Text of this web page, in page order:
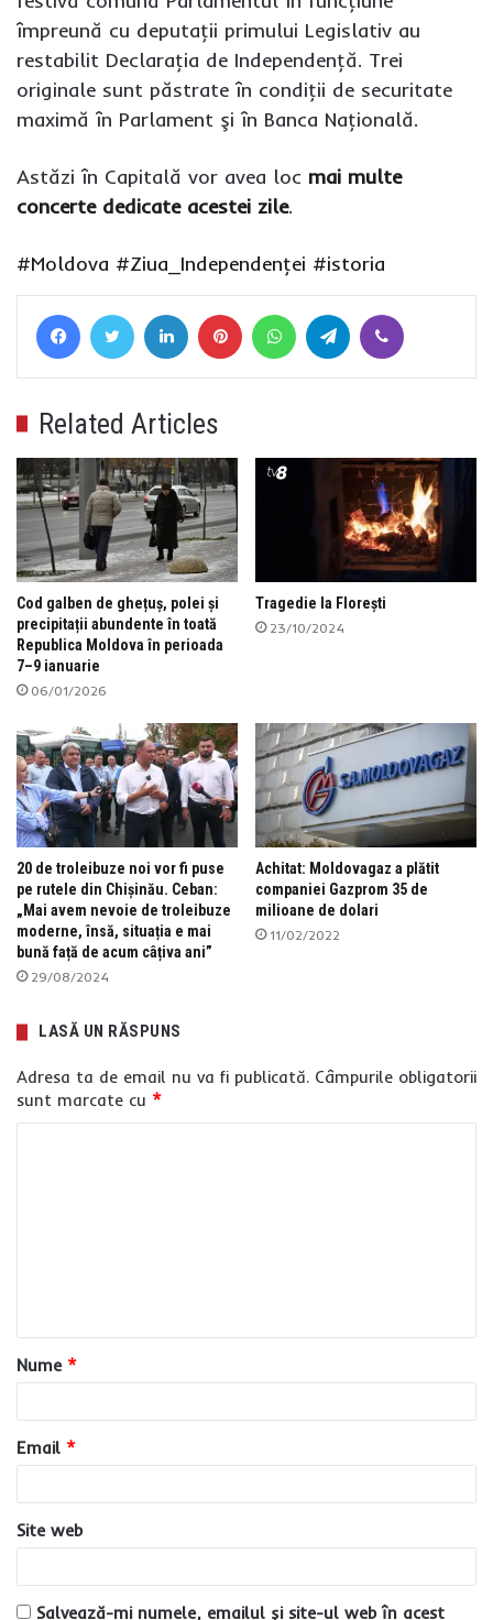
împreună cu deputaţii primului Legislativ au
restabilit Declaraţia de Independenţă. Trei
originale sunt păstrate în condiţii de securitate
maximă în Parlament şi în Banca Naţională.
Astăzi în Capitală vor avea loc mai multe
concerte dedicate acestei zile.
#Moldova #Ziua_Independenţei #istoria
FacebookTwitter LinkedIn Pinterest WhatsAppTelegram
Related Articles
Cod galben de ghețuș, polei și
precipitații abundente în toată
Republica Moldova în perioada
7–9 ianuarie
06/01/2026
Tragedie la Florești
23/10/2024
20 de troleibuze noi vor fi puse
pe rutele din Chișinău. Ceban:
„Mai avem nevoie de troleibuze
moderne, însă, situația e mai
bună față de acum câțiva ani”
29/08/2024
Achitat: Moldovagaz a plătit
companiei Gazprom 35 de
milioane de dolari
11/02/2022
LASĂ UN RĂSPUNS
Adresa ta de email nu va fi publicată. Câmpurile obligatorii
sunt marcate cu *
a
r
u
*
Nume *
Email *
Site web
Salvează-mi numele, emailul și site-ul web în acest